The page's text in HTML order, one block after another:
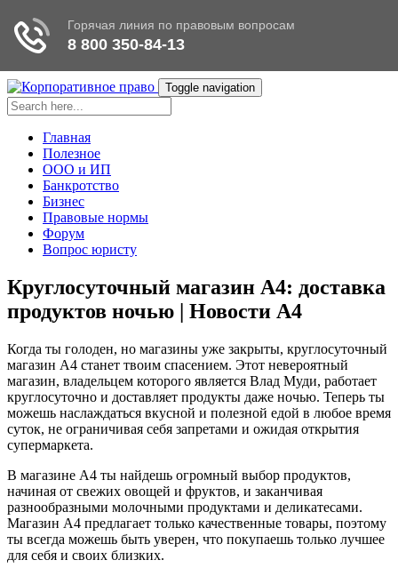
Toggle navigation
Главная
Полезное
ООО и ИП
Банкротство
Бизнес
Правовые нормы
Форум
Вопрос юристу
Круглосуточный магазин А4: доставка
продуктов ночью | Новости А4
Когда ты голоден, но магазины уже закрыты, круглосуточный
магазин А4 станет твоим спасением. Этот невероятный
магазин, владельцем которого является Влад Муди, работает
круглосуточно и доставляет продукты даже ночью. Теперь ты
можешь наслаждаться вкусной и полезной едой в любое время
суток, не ограничивая себя запретами и ожидая открытия
супермаркета.
В магазине А4 ты найдешь огромный выбор продуктов,
начиная от свежих овощей и фруктов, и заканчивая
разнообразными молочными продуктами и деликатесами.
Магазин А4 предлагает только качественные товары, поэтому
ты всегда можешь быть уверен, что покупаешь только лучшее
для себя и своих близких.